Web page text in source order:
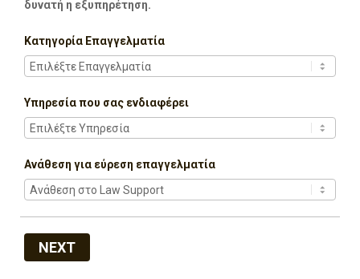
δυνατή η εξυπηρέτηση.
Κατηγορία Επαγγελματία
Υπηρεσία που σας ενδιαφέρει
Ανάθεση για εύρεση επαγγελματία
NEXT